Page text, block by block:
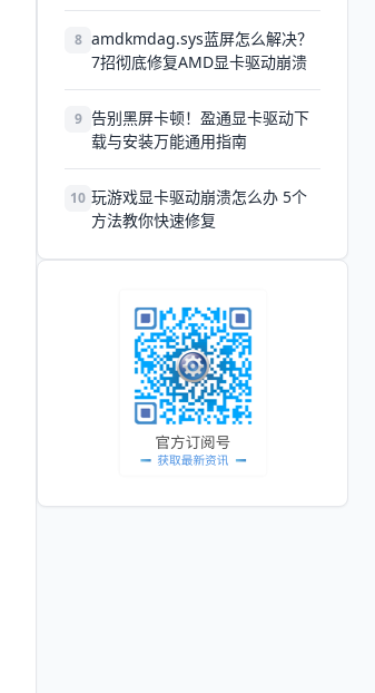
8 amdkmdag.sys蓝屏怎么解决？
7招彻底修复AMD显卡驱动崩溃
9 告别黑屏卡顿！盈通显卡驱动下
载与安装万能通用指南
10 玩游戏显卡驱动崩溃怎么办 5个
方法教你快速修复